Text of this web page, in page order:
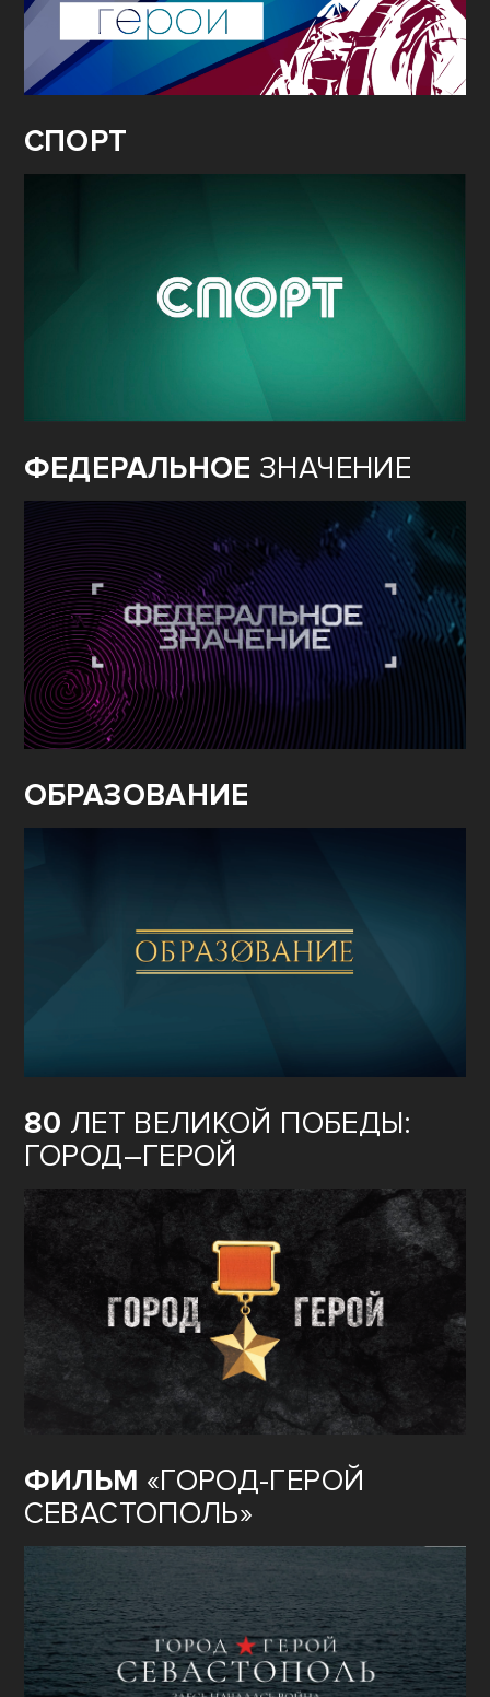
СПОРТ
ФЕДЕРАЛЬНОЕ ЗНАЧЕНИЕ
ОБРАЗОВАНИЕ
80 ЛЕТ ВЕЛИКОЙ ПОБЕДЫ:
ГОРОД–ГЕРОЙ
ФИЛЬМ «ГОРОД-ГЕРОЙ
СЕВАСТОПОЛЬ»